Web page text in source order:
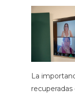
La